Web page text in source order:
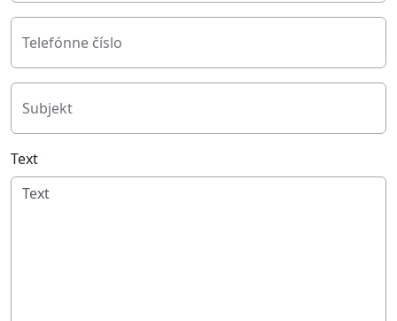
Telefónne číslo
Subjekt
Text